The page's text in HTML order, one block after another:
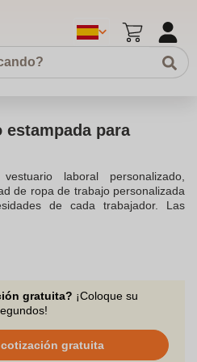
estampada para
laboral personalizado,
de ropa de trabajo personalizada
de cada trabajador. Las
de poca luz, gracias a sus
de seguridad, garantizando tu
de trabajo están disponibles en
permite personalizarlas según la
y poliéster, asegurando una
y resistente, ideal para el uso
gratuita? ¡Coloque su
gratuita